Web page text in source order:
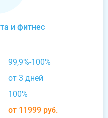
и фитнес
99,9%-100%
от 3 дней
100%
от 11999 руб.